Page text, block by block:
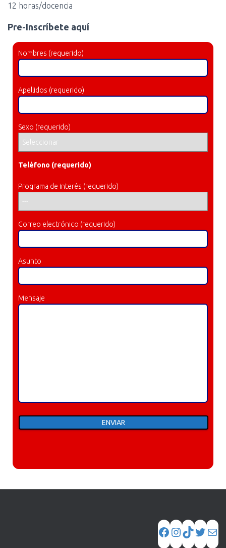
12 horas/docencia
Pre-Inscríbete aquí
Nombres (requerido)
Apellidos (requerido)
Sexo (requerido)
Teléfono (requerido)
Programa de interés (requerido)
Correo electrónico (requerido)
Asunto
Mensaje
WhatsApp